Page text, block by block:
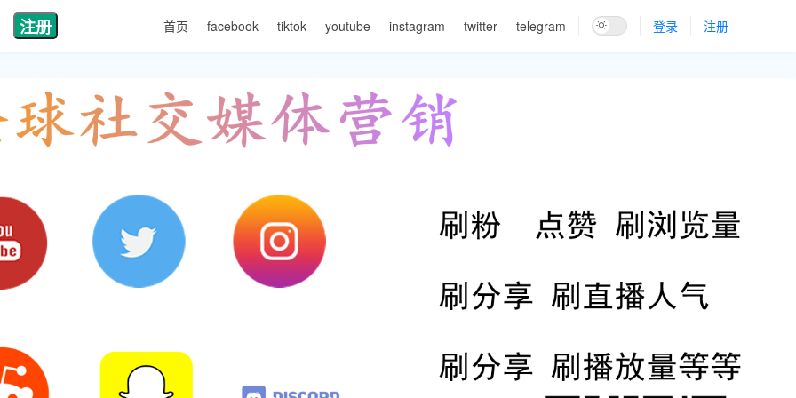
注册 首页 facebook tiktok youtube instagram twitter telegram 登录 注册